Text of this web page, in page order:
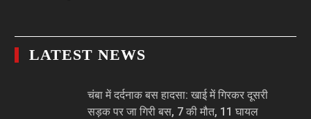
LATEST NEWS
चंबा में दर्दनाक बस हादसा: खाई में गिरकर दूसरी
सड़क पर जा गिरी बस, 7 की मौत, 11 घायल